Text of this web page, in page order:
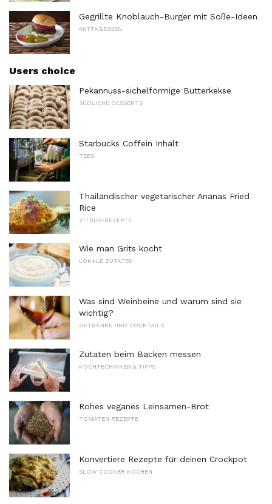
Gegrillte Knoblauch-Burger mit Soße-Ideen
MITTAGESSEN
Users choice
Pekannuss-sichelförmige Butterkekse
SÜDLICHE DESSERTS
Starbucks Coffein Inhalt
TEES
Thailändischer vegetarischer Ananas Fried
Rice
ZITRUS-REZEPTE
Wie man Grits kocht
LOKALE ZUTATEN
Was sind Weinbeine und warum sind sie
wichtig?
GETRÄNKE UND COCKTAILS
Zutaten beim Backen messen
KOCHTECHNIKEN & TIPPS
Rohes veganes Leinsamen-Brot
TOMATEN REZEPTE
Konvertiere Rezepte für deinen Crockpot
SLOW COOKER KOCHEN